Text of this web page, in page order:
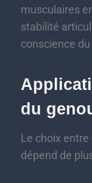
musculaires
stabilité
conscience du
du
Le choix
dépend de